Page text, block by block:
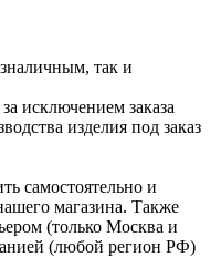
так и
исключением заказа
изделия под заказ
самостоятельно и
магазина. Также
(только Москва и
(любой регион РФ)